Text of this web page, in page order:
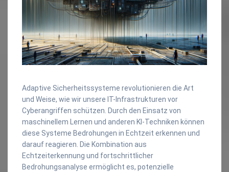
Adaptive Sicherheitssysteme revolutionieren die Art
und Weise, wie wir unsere IT-Infrastrukturen vor
Cyberangriffen schützen. Durch den Einsatz von
maschinellem Lernen und anderen KI-Techniken können
diese Systeme Bedrohungen in Echtzeit erkennen und
darauf reagieren. Die Kombination aus
Echtzeiterkennung und fortschrittlicher
Bedrohungsanalyse ermöglicht es, potenzielle